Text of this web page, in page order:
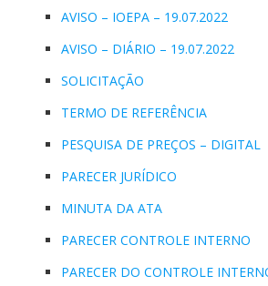
AVISO – IOEPA – 19.07.2022
AVISO – DIÁRIO – 19.07.2022
SOLICITAÇÃO
TERMO DE REFERÊNCIA
PESQUISA DE PREÇOS – DIGITAL
PARECER JURÍDICO
MINUTA DA ATA
PARECER CONTROLE INTERNO
PARECER DO CONTROLE